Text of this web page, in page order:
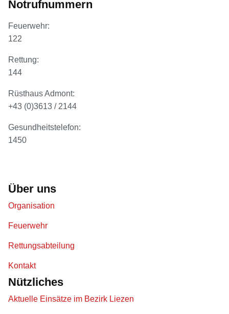
Notrufnummern
Feuerwehr:
122
Rettung:
144
Rüsthaus Admont:
+43 (0)3613 / 2144
Gesundheitstelefon:
1450
Über uns
Organisation
Feuerwehr
Rettungsabteilung
Kontakt
Nützliches
Aktuelle Einsätze im Bezirk Liezen